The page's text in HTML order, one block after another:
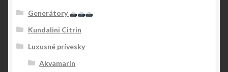
Generátory
Kundalini Citrin
Luxusné prívesky
Akvamarín